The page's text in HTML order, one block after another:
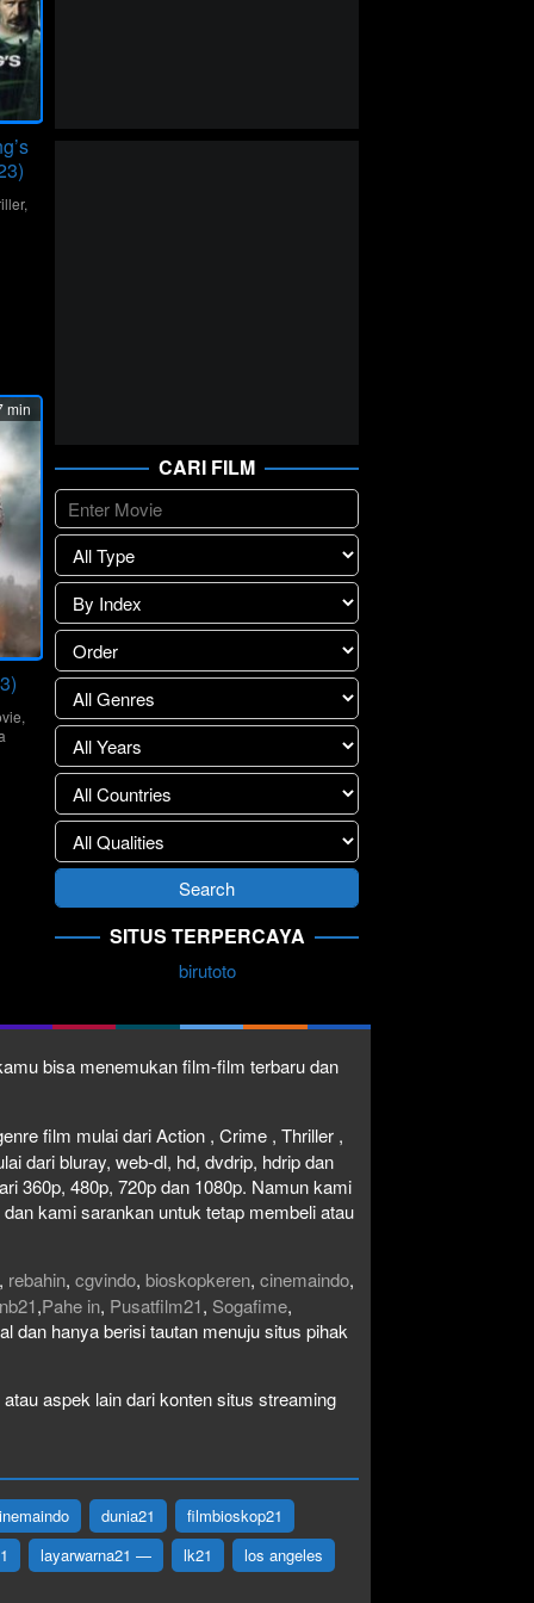
,
min
,
CARI FILM
SITUS TERPERCAYA
birutoto
bisa menemukan film-film terbaru dan
film mulai dari Action , Crime , Thriller ,
dari bluray, web-dl, hd, dvdrip, hdrip dan
360p, 480p, 720p dan 1080p. Namun kami
kami sarankan untuk tetap membeli atau
, rebahin, cgvindo, bioskopkeren, cinemaindo,
nb21,Pahe in, Pusatfilm21, Sogafime,
dan hanya berisi tautan menuju situs pihak
aspek lain dari konten situs streaming
dunia21
filmbioskop21
layarwarna21 — lk21 los angeles